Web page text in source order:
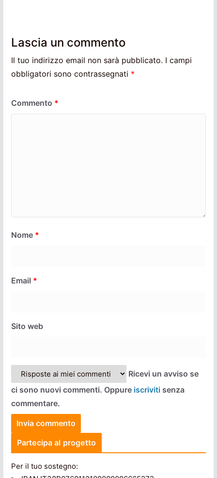
Lascia un commento
Il tuo indirizzo email non sarà pubblicato. I campi
obbligatori sono contrassegnati *
Commento *
Nome *
Email *
Sito web
Ricevi un avviso se
ci sono nuovi commenti. Oppure iscrivitisenza
commentare.
Partecipa al progetto
Per il tuo sostegno: